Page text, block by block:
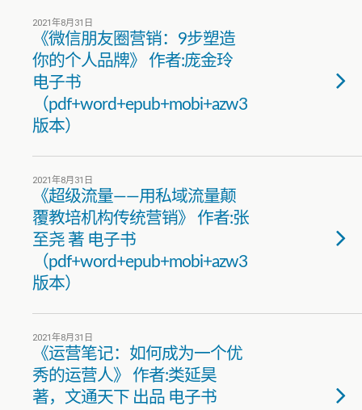
2021年8月31日
《微信朋友圈营销：9步塑造
你的个人品牌》 作者:庞金玲
电子书
（pdf+word+epub+mobi+azw3
版本）
2021年8月31日
《超级流量——用私域流量颠
覆教培机构传统营销》 作者:张
至尧 著 电子书
（pdf+word+epub+mobi+azw3
版本）
2021年8月31日
《运营笔记：如何成为一个优
秀的运营人》 作者:类延昊
著，文通天下 出品 电子书